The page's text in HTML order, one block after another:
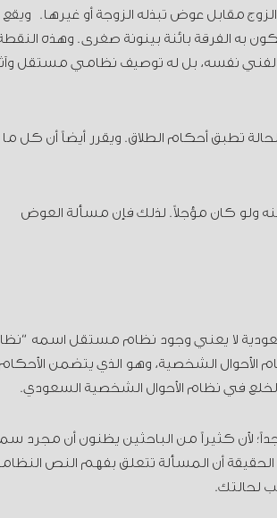
مقابل عوض تبذله الزوجة أو غيرها. ويقع
به الفرقة بائنة بينونة صغرى. وهذه
الفني نفسه، بل له توصيف نظامي مستقل
تطبق أحكام الطلاق. ويقرر أيضاً أن كل ما
ولو كان مؤجلاً. لذلك فإن مسألة العوض
لا يعني وجود نظام مستقل اسمه
الأحوال الشخصية، وهو الذي يتضمن الأحكام
الخلع في نظام الأحوال الشخصية السعودي.
لأن كثيراً من الباحثين يظنون أن مجرد
أن المسألة تتعلق بفهم النص
لحالتك.